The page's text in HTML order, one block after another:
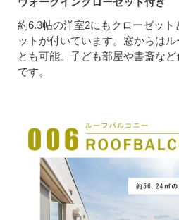
約6.3帖の洋室2にもクローゼッ
ットが付いています。窓からは
とも可能。子ども部屋や書斎な
です。